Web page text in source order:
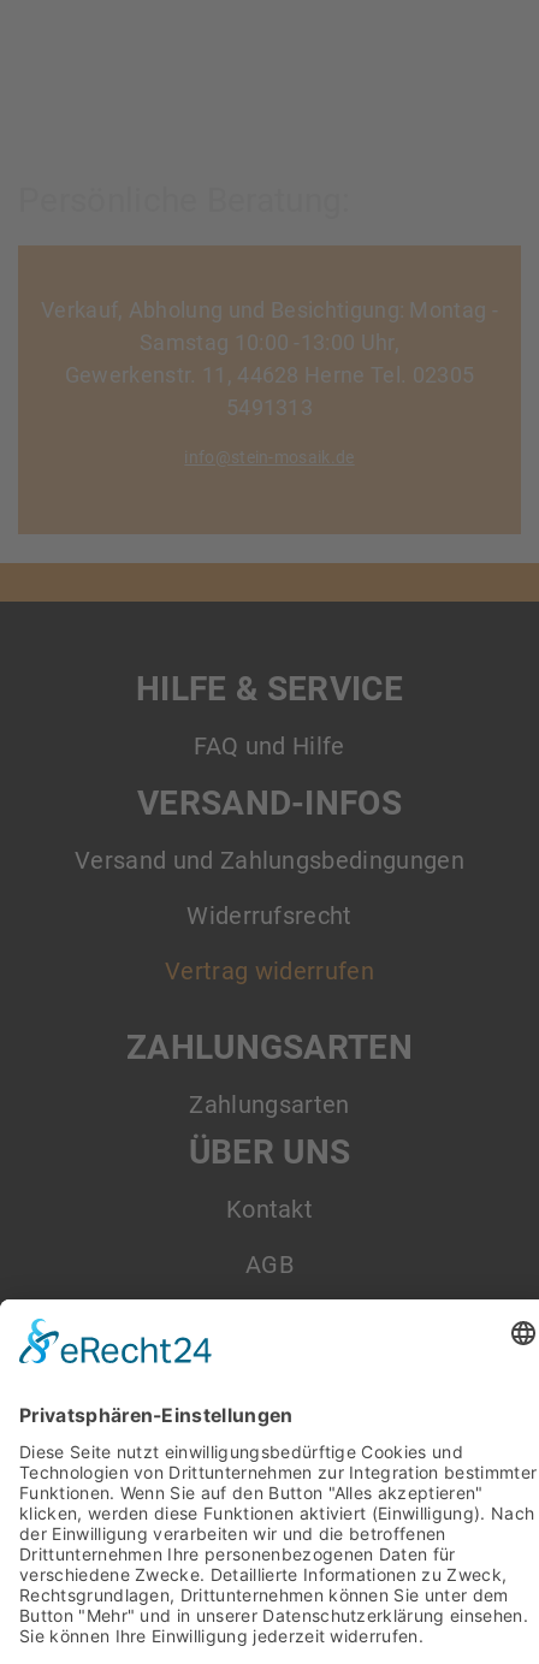
Verkauf, Abholung und Besichtigung: Montag -
Samstag 10:00 -13:00 Uhr,
Gewerkenstr. 11, 44628 Herne Tel. 02305
5491313
info@stein-mosaik.de
HILFE & SERVICE
FAQ und Hilfe
VERSAND-INFOS
Versand und Zahlungsbedingungen
Widerrufsrecht
Vertrag widerrufen
ZAHLUNGSARTEN
Zahlungsarten
ÜBER UNS
Kontakt
AGB